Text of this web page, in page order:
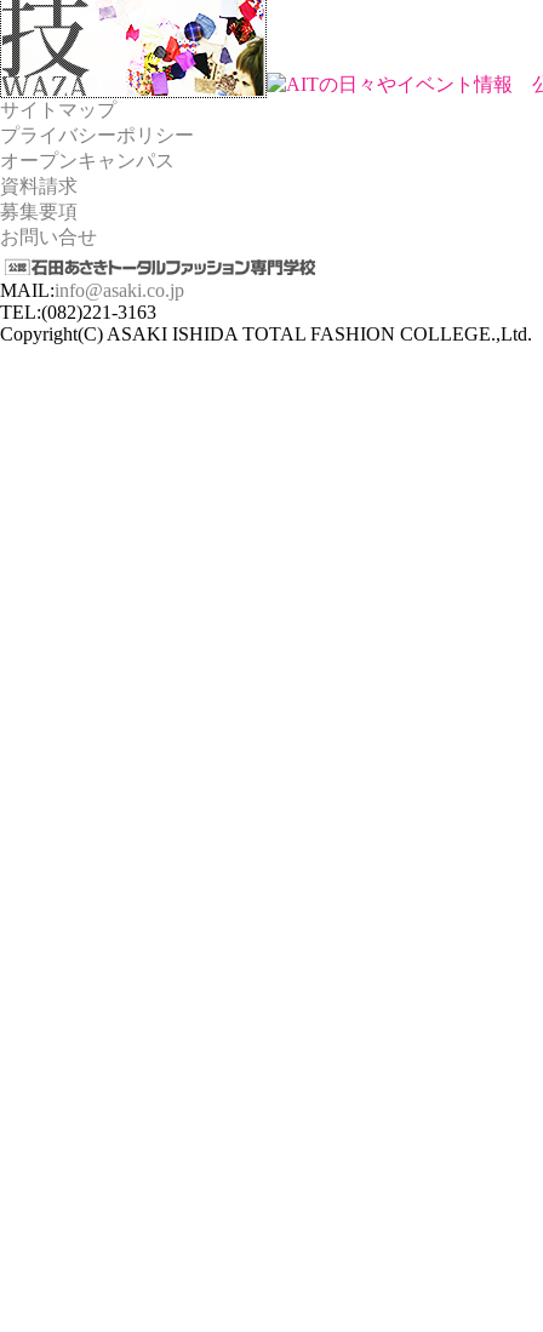
サイトマップ
プライバシーポリシー
オープンキャンパス
資料請求
募集要項
お問い合せ
MAIL:info@asaki.co.jp
TEL:(082)221-3163
Copyright(C) ASAKI ISHIDA TOTAL FASHION COLLEGE.,Ltd.